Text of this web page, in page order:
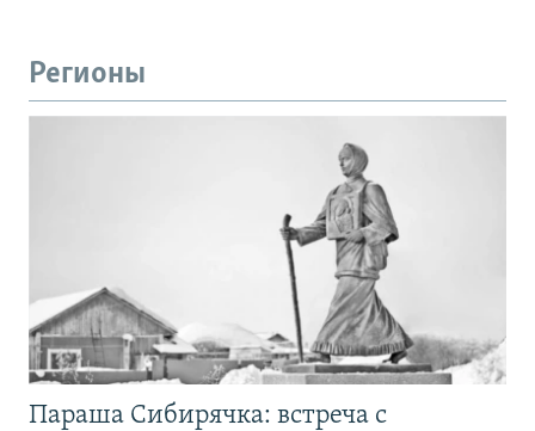
Регионы
Параша Сибирячка: встреча с